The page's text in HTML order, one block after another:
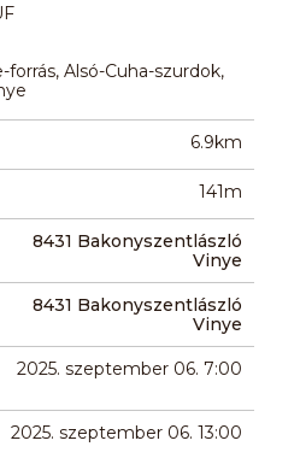
Alsó-Cuha-szurdok,
6.9km
141m
8431 Bakonyszentlászló
Vinye
8431 Bakonyszentlászló
Vinye
2025. szeptember 06. 7:00
2025. szeptember 06. 13:00